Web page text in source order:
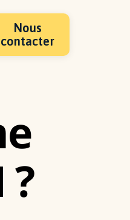
Nous
contacter